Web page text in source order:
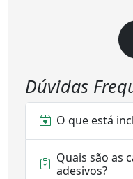
Dúvidas
O que está
Quais são as
adesivos?